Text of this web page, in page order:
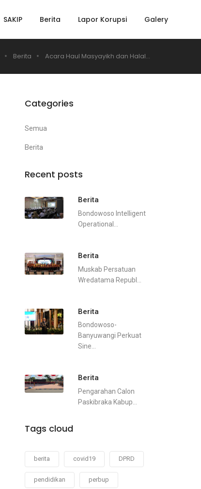
SAKIP Berita Lapor Korupsi Galery
Berita Acara Haul Masyayikh dan Halal...
Categories
Semua
Berita
Recent posts
Berita
Bondowoso Intelligent
Operational...
Berita
Muskab Persatuan
Wredatama Republ...
Berita
Bondowoso-
Banyuwangi Perkuat
Sine...
Berita
Pengarahan Calon
Paskibraka Kabup...
Tags cloud
berita covid19 DPRD
pendidikan perbup